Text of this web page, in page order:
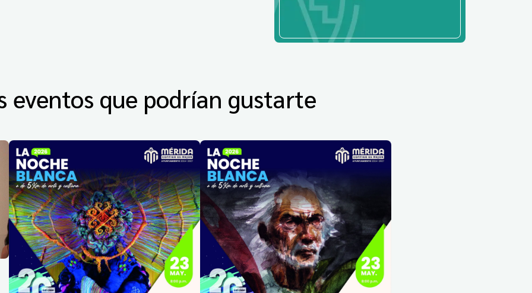
eventos que podrían gustarte